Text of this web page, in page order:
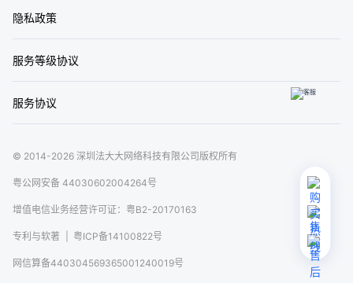
个人身份
PC端： 购买成功后，可登录法大大
「费
小程序端：购买成功后，可登录法大大电子合同
「小程
序」 ，在 「我的-费用」 中查看已购产品与订单记录等信
息。
隐私政策
服务等级协议
服务协议
© 2014-2026 深圳法大大网络科技有限公司版权所有
粤公网安备 44030602004264号
增值电信业务经营许可证：粤B2-20170163
专利与软著 粤ICP备14100822号
网信算备440304569365001240019号